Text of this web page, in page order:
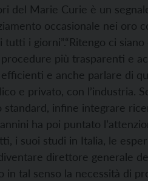
del Marie Curie è un
occasionale nei oro
i giorni”.“Ritengo ci
più trasparenti e
e anche parlare di
e privato, con l’industria.
infine integrare
ha poi puntato
i suoi studi in Italia, le
direttore generale
in tal senso la necessità di